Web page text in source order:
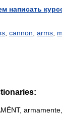
написать
cannon arms